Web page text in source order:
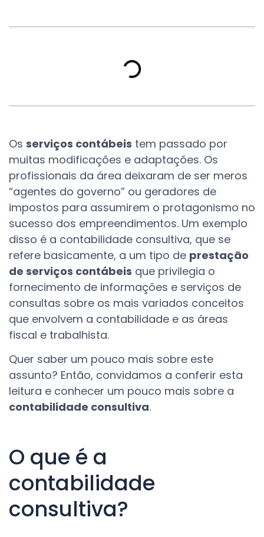
Os serviços contábeis tem passado por
muitas modificações e adaptações. Os
profissionais da área deixaram de ser meros
“agentes do governo” ou geradores de
impostos para assumirem o protagonismo no
sucesso dos empreendimentos. Um exemplo
disso é a contabilidade consultiva, que se
refere basicamente, a um tipo de prestação
de serviços contábeis que privilegia o
fornecimento de informações e serviços de
consultas sobre os mais variados conceitos
que envolvem a contabilidade e as áreas
fiscal e trabalhista.
Quer saber um pouco mais sobre este
assunto? Então, convidamos a conferir esta
leitura e conhecer um pouco mais sobre a
contabilidade consultiva.
O que é a
contabilidade
consultiva?